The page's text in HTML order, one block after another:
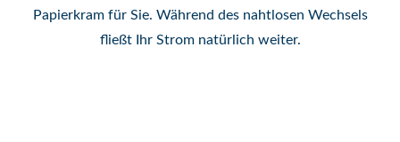
Papierkram für Sie. Während des nahtlosen Wechsels
fließt Ihr Strom natürlich weiter.